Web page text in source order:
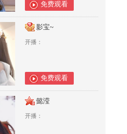
免费观看
影宝~
开播：
免费观看
懿滢
开播：